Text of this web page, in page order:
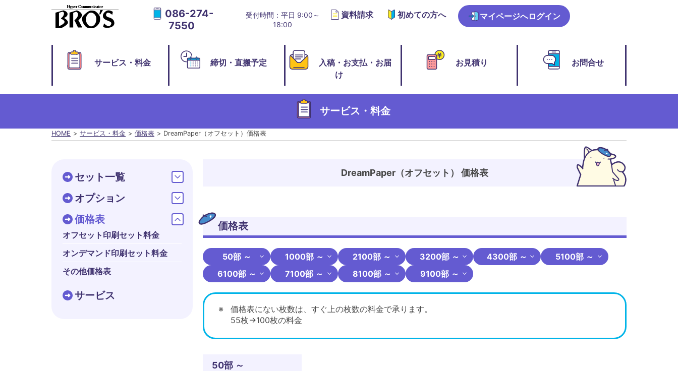
086-274-
7550
受付時間：平日 9:00～
18:00
資料請求 初めての方へ マイページへログイン
サービス・料金 締切・直搬予定
入稿・お支払・お届
け
お見積り お問合せ
サービス・料金
HOME サービス・料金 価格表 DreamPaper（オフセット）価格表
セット一覧
オプション
価格表
オフセット印刷セット料金
オンデマンド印刷セット料金
その他価格表
サービス
DreamPaper（オフセット） 価格表
価格表
50部 ～ 1000部 ～ 2100部 ～ 3200部 ～ 4300部 ～
5100部 ～
6100部 ～
7100部 ～ 8100部 ～ 9100部 ～
価格表にない枚数は、すぐ上の枚数の料金で承ります。
55枚→100枚の料金
50部 ～